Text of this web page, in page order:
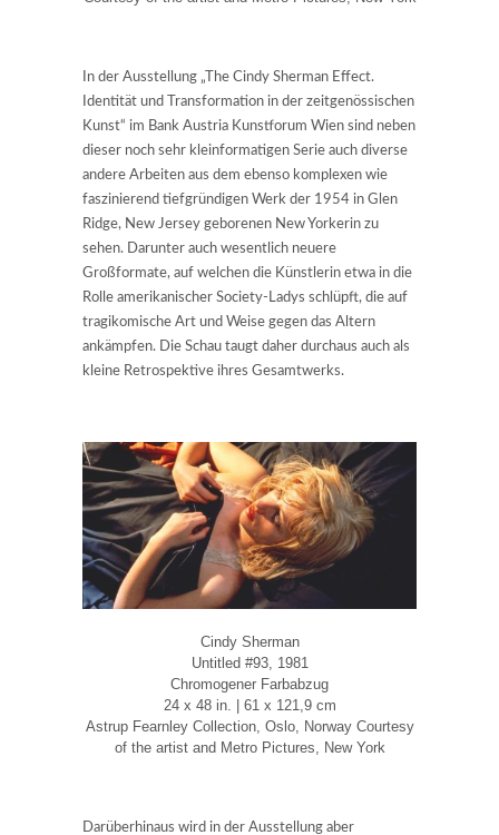
In der Ausstellung „The Cindy Sherman Effect.
Identität und Transformation in der zeitgenössischen
Kunst“ im Bank Austria Kunstforum Wien sind neben
dieser noch sehr kleinformatigen Serie auch diverse
andere Arbeiten aus dem ebenso komplexen wie
faszinierend tiefgründigen Werk der 1954 in Glen
Ridge, New Jersey geborenen New Yorkerin zu
sehen. Darunter auch wesentlich neuere
Großformate, auf welchen die Künstlerin etwa in die
Rolle amerikanischer Society-Ladys schlüpft, die auf
tragikomische Art und Weise gegen das Altern
ankämpfen. Die Schau taugt daher durchaus auch als
kleine Retrospektive ihres Gesamtwerks.
Cindy Sherman
Untitled #93, 1981
Chromogener Farbabzug
24 x 48 in. | 61 x 121,9 cm
Astrup Fearnley Collection, Oslo, Norway Courtesy
of the artist and Metro Pictures, New York
Darüberhinaus wird in der Ausstellung aber